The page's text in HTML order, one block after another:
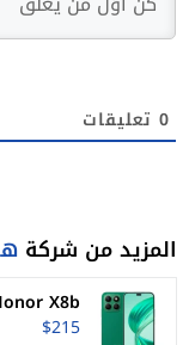
0 تعليقات
المزيد من شركة
X8b
$215